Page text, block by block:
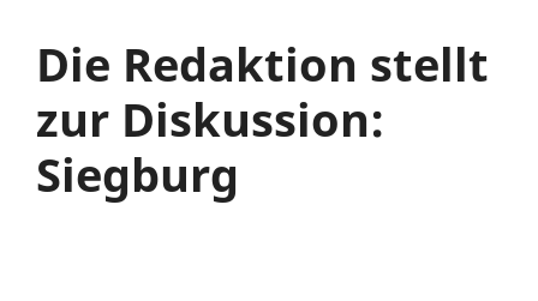
Die Redaktion stellt
zur Diskussion:
Siegburg